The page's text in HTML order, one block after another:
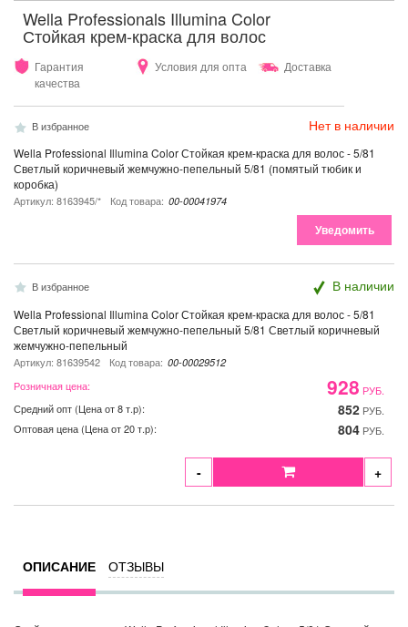
Wella Professionals Illumina Color
Стойкая крем-краска для волос
Гарантия
качества
Условия для опта Доставка
Нет в наличии
В избранное
Wella Professional Illumina Color Стойкая крем-краска для волос - 5/81
Светлый коричневый жемчужно-пепельный 5/81 (помятый тюбик и
коробка)
Артикул: 8163945/* Код товара: 00-00041974
Уведомить
В наличии
В избранное
Wella Professional Illumina Color Стойкая крем-краска для волос - 5/81
Светлый коричневый жемчужно-пепельный 5/81 Светлый коричневый
жемчужно-пепельный
Артикул: 81639542 Код товара: 00-00029512
928 РУБ.
Розничная цена:
852 РУБ.
Средний опт (Цена от 8 т.р):
804 РУБ.
Оптовая цена (Цена от 20 т.р):
- +
ОПИСАНИЕ ОТЗЫВЫ